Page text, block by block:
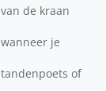
van de kraan
wanneer je
tandenpoets of